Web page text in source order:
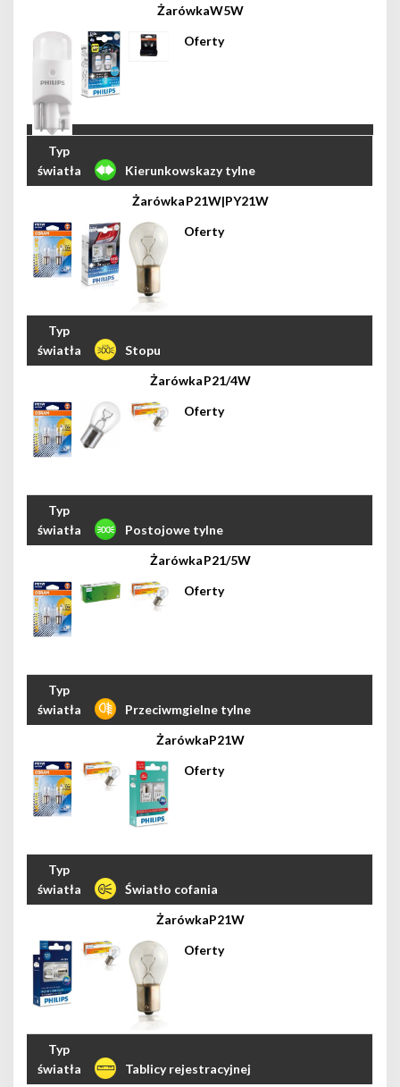
W5W
Kierunkowskazy tylne
P21W|PY21W
Stopu
P21/4W
Postojowe tylne
P21/5W
Przeciwmgielne tylne
P21W
Światło cofania
P21W
Tablicy rejestracyjnej